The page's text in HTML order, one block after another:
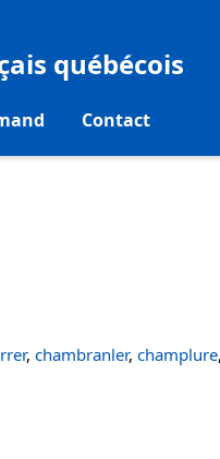
québécois
Contact
, chambranler, champlure,